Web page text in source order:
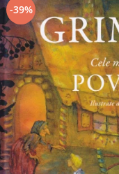
-39%